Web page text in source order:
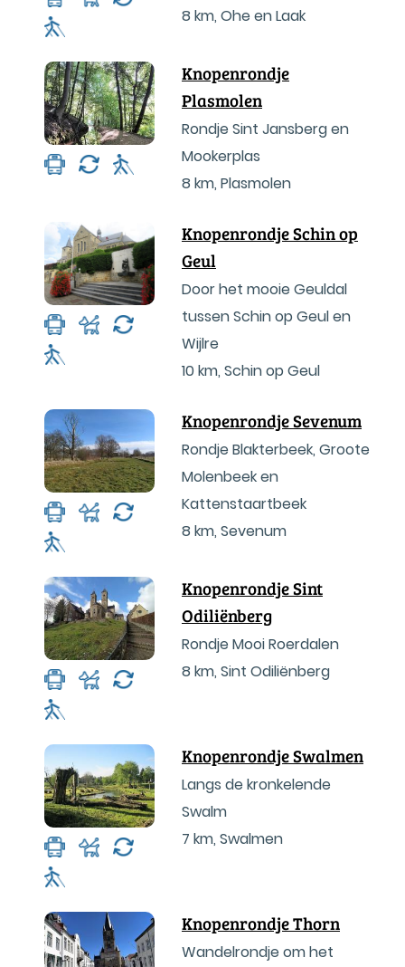
8 km, Ohe en Laak
Knopenrondje
Plasmolen
Rondje Sint Jansberg en
Mookerplas
8 km, Plasmolen
Knopenrondje Schin op
Geul
Door het mooie Geuldal
tussen Schin op Geul en
Wijlre
10 km, Schin op Geul
Knopenrondje Sevenum
Rondje Blakterbeek, Groote
Molenbeek en
Kattenstaartbeek
8 km, Sevenum
Knopenrondje Sint
Odiliënberg
Rondje Mooi Roerdalen
8 km, Sint Odiliënberg
Knopenrondje Swalmen
Langs de kronkelende
Swalm
7 km, Swalmen
Knopenrondje Thorn
Wandelrondje om het